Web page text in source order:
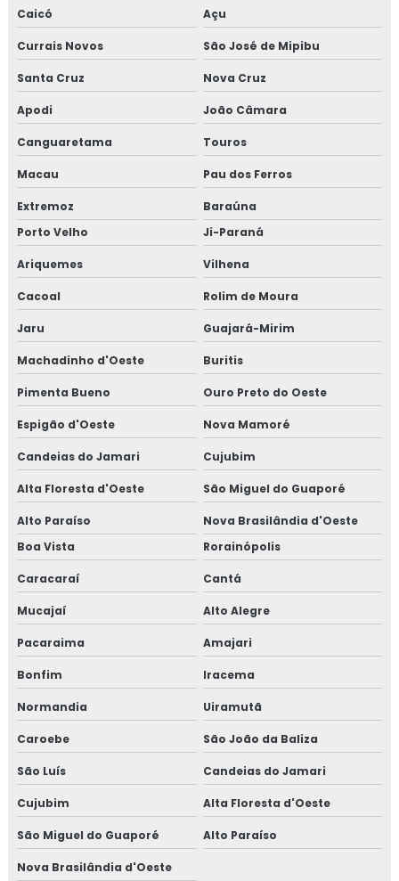
Caicó Açu
Currais Novos São José de Mipibu
Santa Cruz Nova Cruz
Apodi João Câmara
Canguaretama Touros
Macau Pau dos Ferros
Extremoz
Baraúna
Porto Velho
Ji-Paraná
Ariquemes Vilhena
Cacoal Rolim de Moura
Jaru Guajará-Mirim
Machadinho d'Oeste Buritis
Pimenta Bueno Ouro Preto do Oeste
Espigão d'Oeste Nova Mamoré
Candeias do Jamari Cujubim
Alta Floresta d'Oeste São Miguel do Guaporé
Alto Paraíso
Nova Brasilândia d'Oeste
Boa Vista
Rorainópolis
Caracaraí Cantá
Mucajaí Alto Alegre
Pacaraima Amajari
Bonfim Iracema
Normandia Uiramutã
Caroebe São João da Baliza
São Luís Candeias do Jamari
Cujubim Alta Floresta d'Oeste
São Miguel do Guaporé Alto Paraíso
Nova Brasilândia d'Oeste